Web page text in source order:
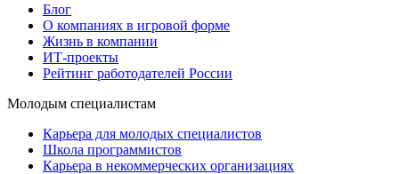
Блог
О компаниях в игровой форме
Жизнь в компании
ИТ-проекты
Рейтинг работодателей России
Молодым специалистам
Карьера для молодых специалистов
Школа программистов
Карьера в некоммерческих организациях